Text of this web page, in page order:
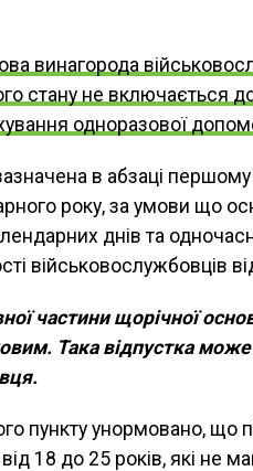
винагорода
стану не включається
одноразової
в абзаці
року, за умови що
днів та
військовослужбовців
частини щорічної
Така відпустка
пункту унормовано, що
18 до 25 років, які не